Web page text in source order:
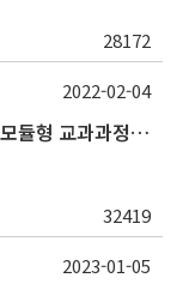
28172
SNU Inno-Edu 프로젝트 보건대학원 '모듈형 교과과정' 안내(revised 2022/2/28)
32419
2022-02-04
2023-01-05